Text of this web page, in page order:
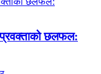
छलफल: